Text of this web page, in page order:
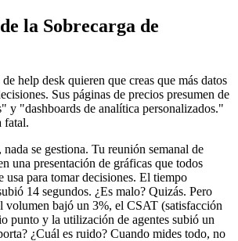
la Sobrecarga de
help desk quieren que creas que más datos
Sus páginas de precios presumen de
y "dashboards de analítica personalizados."
fatal.
se gestiona. Tu reunión semanal de
una presentación de gráficas que todos
usa para tomar decisiones. El tiempo
14 segundos. ¿Es malo? Quizás. Pero
volumen bajó un 3%, el CSAT (satisfacción
punto y la utilización de agentes subió un
¿Cuál es ruido? Cuando mides todo, no